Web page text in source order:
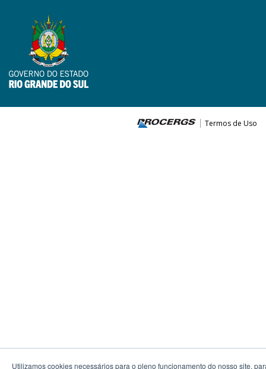
Termos de Uso
Utilizamos cookies necessários para o pleno funcionamento do nosso site,